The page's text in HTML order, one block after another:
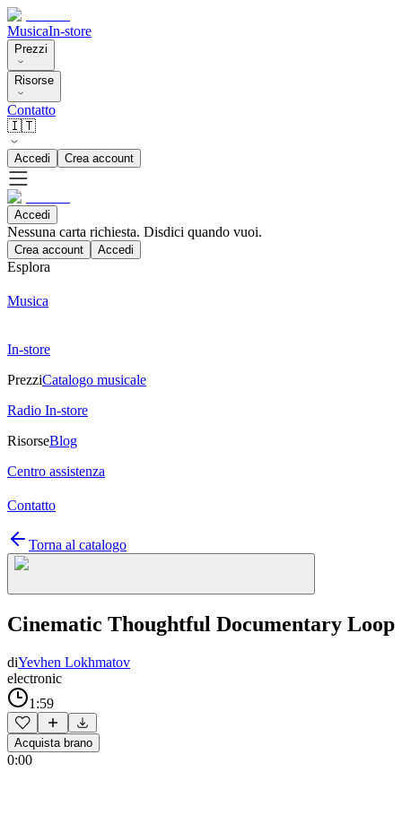
MusicaIn-store
Prezzi
Risorse
Contatto
🇮🇹
Accedi Crea account
Accedi
Nessuna carta richiesta. Disdici quando vuoi.
Crea account Accedi
Esplora
Musica
In-store
PrezziCatalogo musicale
Radio In-store
RisorseBlog
Centro assistenza
Contatto
Torna al catalogo
Cinematic Thoughtful Documentary Loop
diYevhen Lokhmatov
electronic
1:59
Acquista brano
0:00